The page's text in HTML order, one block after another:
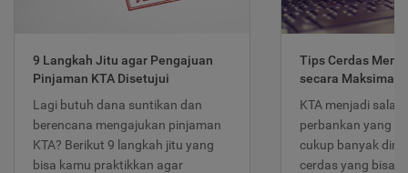
9 Langkah Jitu agar Pengajuan
Pinjaman KTA Disetujui
Lagi butuh dana suntikan dan
berencana mengajukan pinjaman
KTA? Berikut 9 langkah jitu yang
bisa kamu praktikkan agar
Tips Cerdas
secara Maksimal
KTA menjadi
perbankan yang
cukup banyak
cerdas yang bisa